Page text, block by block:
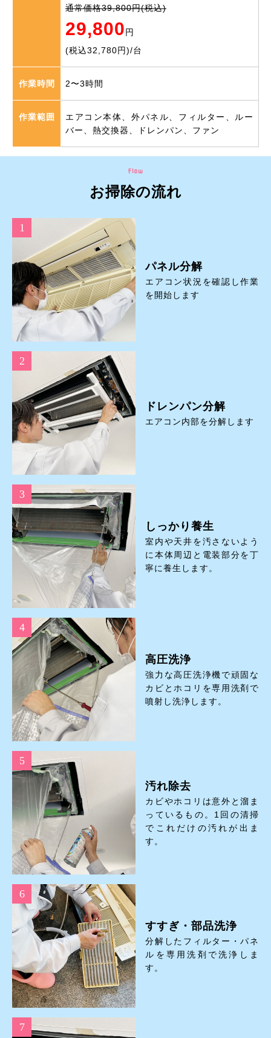
通常価格39,800円(税込)
29,800円
(税込32,780円)/台
作業時間 2〜3時間
作業範囲
エアコン本体、外パネル、フィルター、ルー
バー、熱交換器、ドレンパン、ファン
お掃除の流れ
パネル分解
エアコン状況を確認し作業
を開始します
ドレンパン分解
エアコン内部を分解します
しっかり養生
室内や天井を汚さないよう
に本体周辺と電装部分を丁
寧に養生します。
高圧洗浄
強力な高圧洗浄機で頑固な
カビとホコリを専用洗剤で
噴射し洗浄します。
汚れ除去
カビやホコリは意外と溜ま
っているもの。1回の清掃
でこれだけの汚れが出ま
す。
すすぎ・部品洗浄
分解したフィルター・パネ
ルを専用洗剤で洗浄しま
す。